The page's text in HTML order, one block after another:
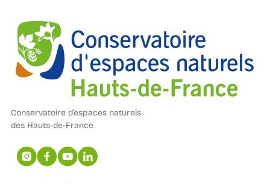
Conservatoire d’espaces naturels
des Hauts-de-France